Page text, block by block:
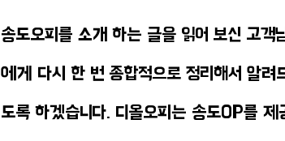
송도오피를 소개 하는 글을 읽어 보신 고객
에게 다시 한 번 종합적으로 정리해서 알려
도록 하겠습니다. 디올오피는 송도OP를 제